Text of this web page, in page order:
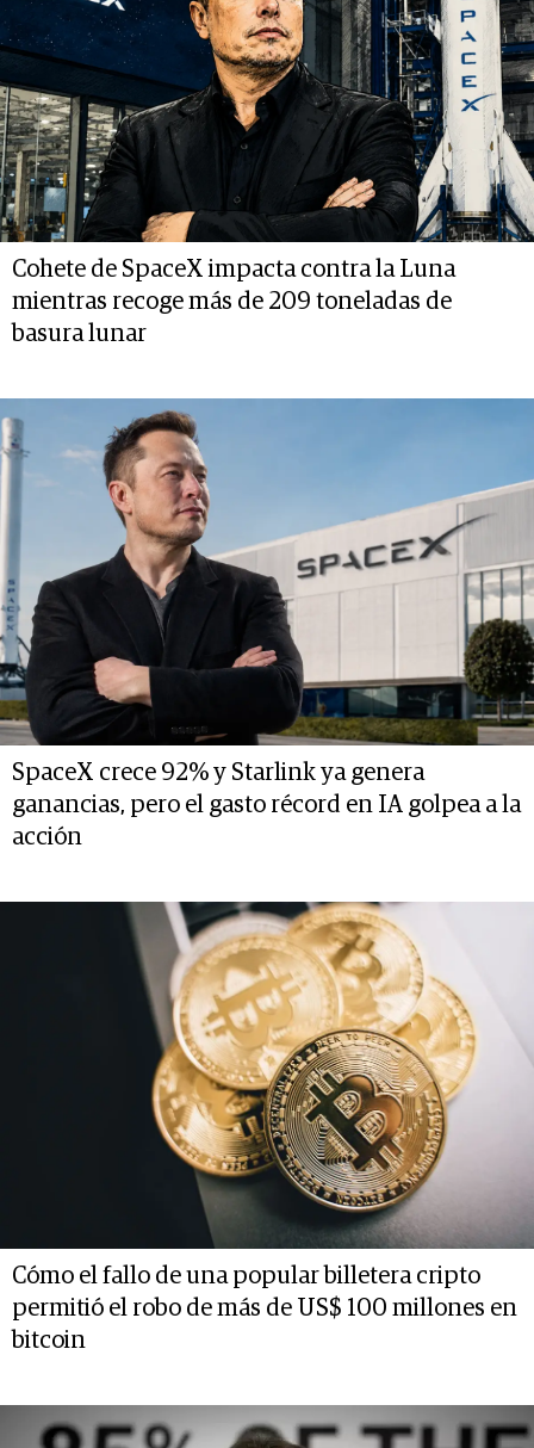
Cohete de SpaceX impacta contra la Luna
mientras recoge más de 209 toneladas de
basura lunar
SpaceX crece 92% y Starlink ya genera
ganancias, pero el gasto récord en IA golpea a la
acción
Cómo el fallo de una popular billetera cripto
permitió el robo de más de US$ 100 millones en
bitcoin